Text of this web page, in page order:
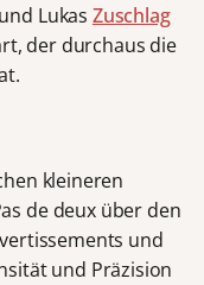
Lukas Zuschlag
der durchaus die
kleineren
de deux über den
und
und Präzision